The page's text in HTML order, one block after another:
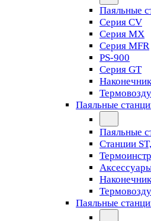
Паяльные
Серия CV
Серия MX
Серия MFR
PS-900
Серия GT
Паяльные
Паяльные
Станции
Паяльные